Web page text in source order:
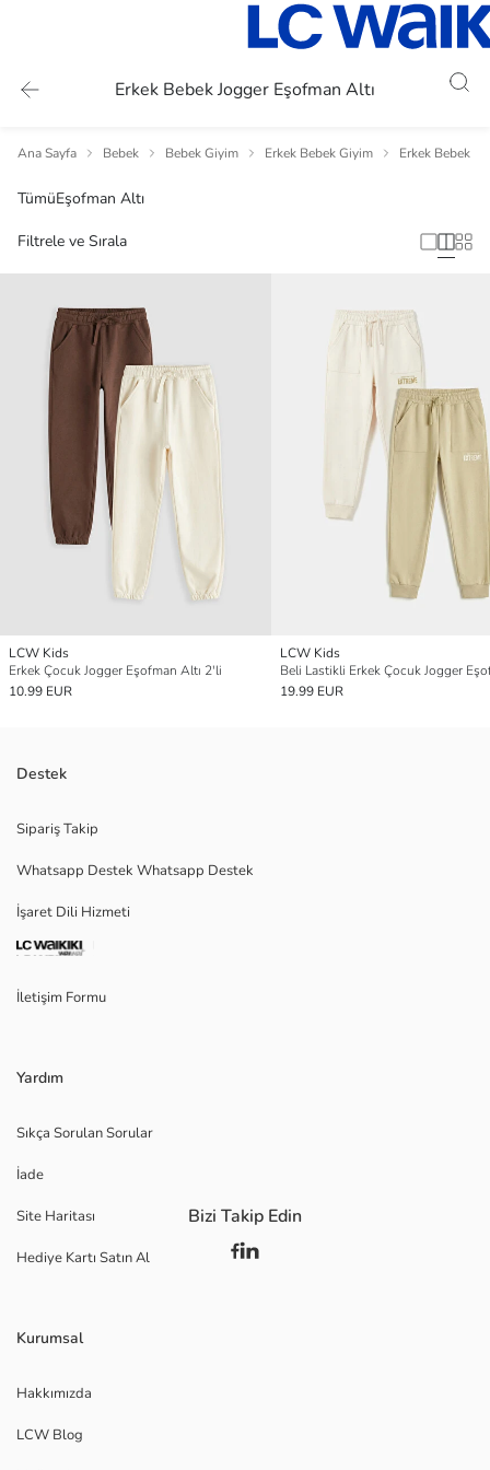
Erkek Bebek Jogger Eşofman Altı
Ana Sayfa Bebek Bebek Giyim Erkek Bebek Giyim Erkek Bebek
TümüEşofman Altı
Filtrele ve Sırala
LCW Kids
Erkek Çocuk Jogger Eşofman Altı 2'li
10.99 EUR
LCW Kids
19.99 EUR
Destek
Sipariş Takip
Whatsapp Destek Whatsapp Destek
İşaret Dili Hizmeti
İletişim Formu
Yardım
Sıkça Sorulan Sorular
İade
Site Haritası
Hediye Kartı Satın Al
Kurumsal
Hakkımızda
LCW Blog
Bizi Takip Edin